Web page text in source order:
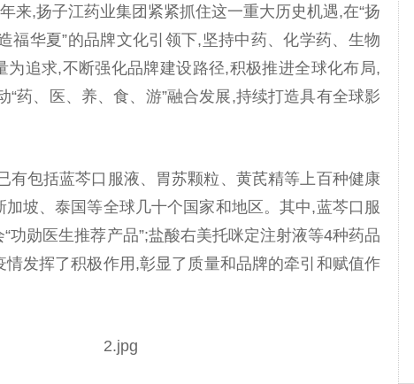
来,扬子江药业集团紧紧抓住这一重大历史机遇,在“扬
福华夏”的品牌文化引领下,坚持中药、化学药、生物
为追求,不断强化品牌建设路径,积极推进全球化布局,
“药、医、养、食、游”融合发展,持续打造具有全球影
有包括蓝芩口服液、胃苏颗粒、黄芪精等上百种健康
坡、泰国等全球几十个国家和地区。其中,蓝芩口服
功勋医生推荐产品”;盐酸右美托咪定注射液等4种药品
发挥了积极作用,彰显了质量和品牌的牵引和赋值作